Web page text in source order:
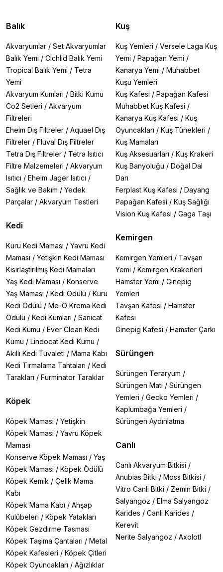
Balık
Akvaryumlar / Set Akvaryumlar
Balık Yemi / Cichlid Balık Yemi
Tropical Balık Yemi / Tetra
Yemi
Akvaryum Kumları / Bitki Kumu
Co2 Setleri / Akvaryum
Filtreleri
Eheim Dış Filtreler / Aquael Dış
Filtreler / Fluval Dış Filtreler
Tetra Dış Filtreler / Tetra Isıtıcı
Filtre Malzemeleri / Akvaryum
Isıtıcı / Eheim Jager Isıtıcı /
Sağlık ve Bakım / Yedek
Parçalar / Akvaryum Testleri
Kedi
Kuru Kedi Maması / Yavru Kedi
Maması / Yetişkin Kedi Maması
Kısırlaştırılmış Kedi Mamaları
Yaş Kedi Maması / Konserve
Yaş Maması / Kedi Ödülü / Kuru
Kedi Ödülü / Me-O Krema Kedi
Ödülü / Kedi Kumları / Sanicat
Kedi Kumu / Ever Clean Kedi
Kumu / Lindocat Kedi Kumu /
Akıllı Kedi Tuvaleti / Mama Kabı
Kedi Tırmalama Tahtaları / Kedi
Tarakları / Furminator Taraklar
Köpek
Köpek Maması / Yetişkin
Köpek Maması / Yavru Köpek
Maması
Konserve Köpek Maması / Yaş
Köpek Maması / Köpek Ödülü
Köpek Kemik / Çelik Mama
Kabı
Köpek Mama Kabı / Ahşap
Kulübeleri / Köpek Yatakları
Köpek Gezdirme Tasması
Köpek Taşıma Çantaları / Metal
Köpek Kafesleri / Köpek Çitleri
Köpek Oyuncakları / Ağızlıklar
Kuş
Kuş Yemleri / Versele Laga Kuş
Yemi / Papağan Yemi /
Kanarya Yemi / Muhabbet
Kuşu Yemleri
Kuş Kafesi / Papağan Kafesi
Muhabbet Kuş Kafesi /
Kanarya Kuş Kafesi / Kuş
Oyuncakları / Kuş Tünekleri /
Kuş Mamaları
Kuş Aksesuarları / Kuş Krakeri
Kuş Banyoluğu / Doğal Dal
Darı
Ferplast Kuş Kafesi / Dayang
Papağan Kafesi / Kuş Sağlığı
Vision Kuş Kafesi / Gaga Taşı
Kemirgen
Kemirgen Yemleri / Tavşan
Yemi / Kemirgen Krakerleri
Hamster Yemi / Ginepig
Yemleri
Tavşan Kafesi / Hamster
Kafesi
Ginepig Kafesi / Hamster Çarkı
Sürüngen
Sürüngen Teraryum /
Sürüngen Matı / Sürüngen
Yemleri / Gecko Yemleri /
Kaplumbağa Yemleri /
Sürüngen Aydınlatma
Canlı
Canlı Akvaryum Bitkisi /
Anubias Bitki / Moss Bitkisi /
Vitro Canlı Bitki / Zemin Bitki /
Salyangoz / Elma Salyangoz
Karides / Canlı Karides /
Kerevit
Nerite Salyangoz / Axolotl